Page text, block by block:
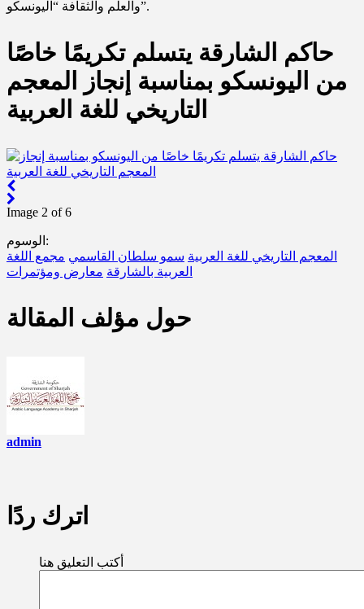
والعلم والثقافة “اليونسكو”.
حاكم الشارقة يتسلم تكريمًا خاصًا
من اليونسكو بمناسبة إنجاز المعجم
التاريخي للغة العربية
Image 2 of 6
الوسوم:
المعجم التاريخي للغة العربية سمو سلطان القاسمي مجمع اللغة
العربية بالشارقة معارض ومؤتمرات
حول مؤلف المقالة
admin
اترك ردًا
أكتب التعليق هنا